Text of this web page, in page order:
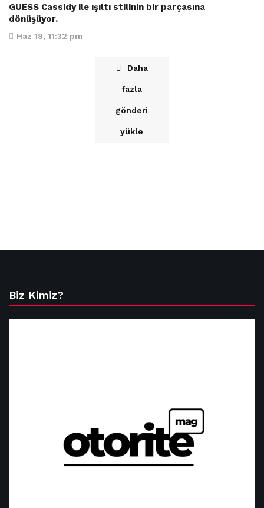
GUESS Cassidy ile ışıltı stilinin bir parçasına
dönüşüyor.
Haz 18, 11:32 pm
Daha
fazla
gönderi
yükle
Biz Kimiz?